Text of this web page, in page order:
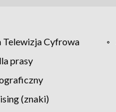
Telewizja Cyfrowa
prasy
(znaki)